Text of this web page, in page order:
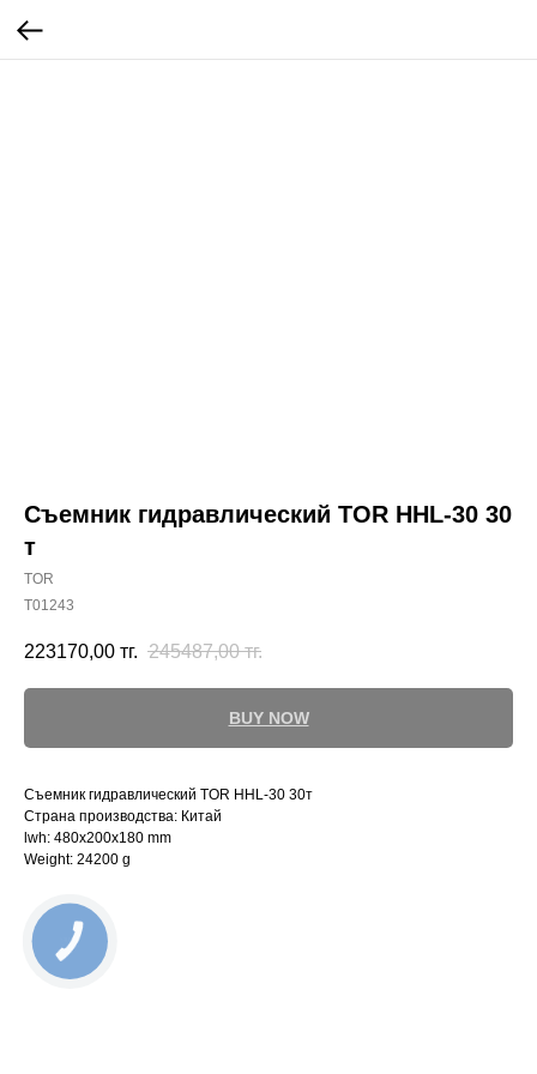
Съемник гидравлический TOR HHL-30 30
т
TOR
T01243
223170,00 тг. 245487,00 тг.
BUY NOW
Съемник гидравлический TOR HHL-30 30т
Страна производства: Китай
lwh: 480x200x180 mm
Weight: 24200 g
КНОПКА
СВЯЗИ